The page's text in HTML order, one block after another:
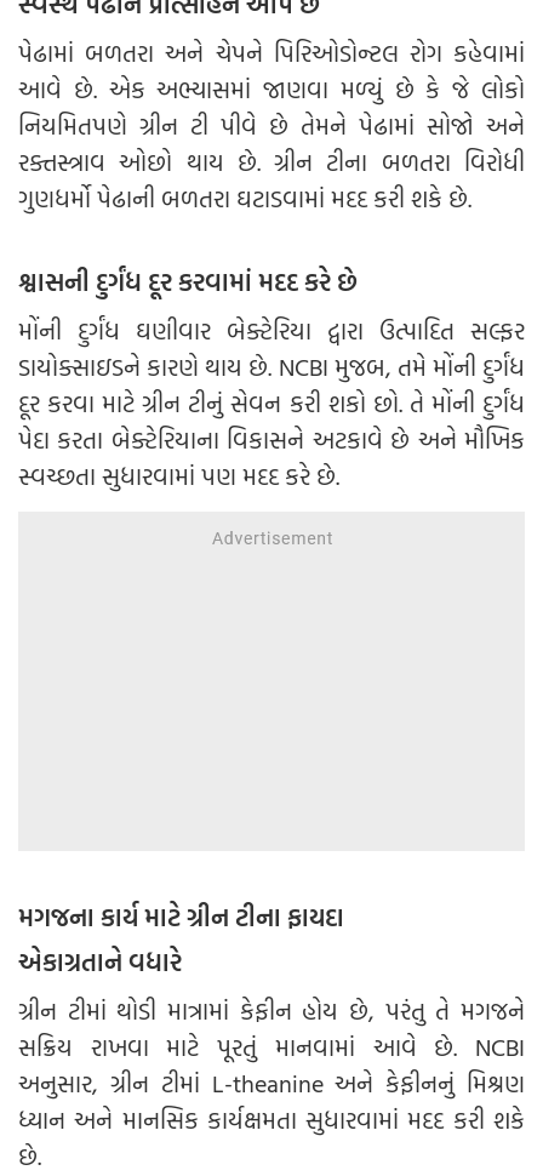
પેઢામાં બળતરા અને ચેપને પિરિઓડોન્ટલ રોગ કહેવામાં
આવે છે. એક અભ્યાસમાં જાણવા મળ્યું છે કે જે લોકો
નિયમિતપણે ગ્રીન ટી પીવે છે તેમને પેઢામાં સોજો અને
રક્તસ્ત્રાવ ઓછો થાય છે. ગ્રીન ટીના બળતરા વિરોધી
ગુણધર્મો પેઢાની બળતરા ઘટાડવામાં મદદ કરી શકે છે.
શ્વાસની દુર્ગંધ દૂર કરવામાં મદદ કરે છે
મોંની દુર્ગંધ ઘણીવાર બેક્ટેરિયા દ્વારા ઉત્પાદિત સલ્ફર
ડાયોક્સાઇડને કારણે થાય છે. NCBI મુજબ, તમે મોંની દુર્ગંધ
દૂર કરવા માટે ગ્રીન ટીનું સેવન કરી શકો છો. તે મોંની દુર્ગંધ
પેદા કરતા બેક્ટેરિયાના વિકાસને અટકાવે છે અને મૌખિક
સ્વચ્છતા સુધારવામાં પણ મદદ કરે છે.
મગજના કાર્ય માટે ગ્રીન ટીના ફાયદા
એકાગ્રતાને વધારે
ગ્રીન ટીમાં થોડી માત્રામાં કેફીન હોય છે, પરંતુ તે મગજને
સક્રિય રાખવા માટે પૂરતું માનવામાં આવે છે. NCBI
અનુસાર, ગ્રીન ટીમાં L-theanine અને કેફીનનું મિશ્રણ
ધ્યાન અને માનસિક કાર્યક્ષમતા સુધારવામાં મદદ કરી શકે
છે.